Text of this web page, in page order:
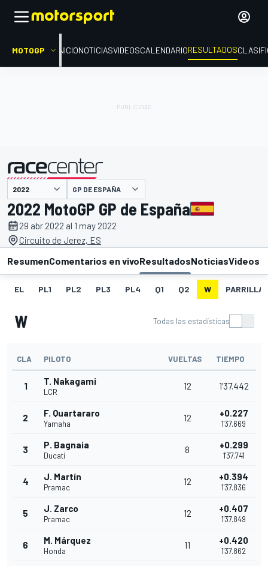
MOTOGP INICIONOTICIASVIDEOSCALENDARIORESULTADOS
presentado por GP DE ESPAÑA
2022 MotoGP GP de España
29 abr 2022 al 1 may 2022
Circuito de Jerez, ES
ResumenComentarios en vivoResultadosNoticiasVideos
EL PL1 PL2 PL3 PL4 Q1 Q2 W PARRILLA
W Todas las estadísticas
CLA PILOTO VUELTAS TIEMPO
1 T. Nakagami
LCR
12 1'37.442
2 F. Quartararo
Yamaha
12 +0.227
1'37.669
3 P. Bagnaia
Ducati
8 +0.299
1'37.741
4 J. Martín
Pramac
12 +0.394
1'37.836
5 J. Zarco
Pramac
12 +0.407
1'37.849
6 M. Márquez
Honda
11 +0.420
1'37.862